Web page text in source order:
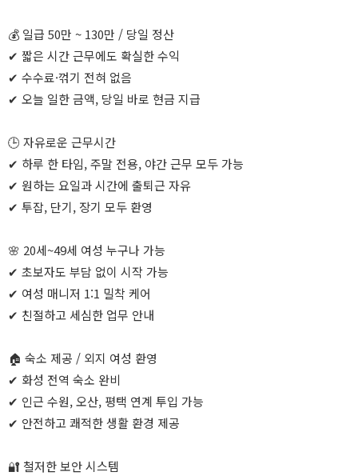
💰 일급 50만 ~ 130만 / 당일 정산
✔ 짧은 시간 근무에도 확실한 수익
✔ 수수료·꺾기 전혀 없음
✔ 오늘 일한 금액, 당일 바로 현금 지급
🕒 자유로운 근무시간
✔ 하루 한 타임, 주말 전용, 야간 근무 모두 가능
✔ 원하는 요일과 시간에 출퇴근 자유
✔ 투잡, 단기, 장기 모두 환영
🌸 20세~49세 여성 누구나 가능
✔ 초보자도 부담 없이 시작 가능
✔ 여성 매니저 1:1 밀착 케어
✔ 친절하고 세심한 업무 안내
🏠 숙소 제공 / 외지 여성 환영
✔ 화성 전역 숙소 완비
✔ 인근 수원, 오산, 평택 연계 투입 가능
✔ 안전하고 쾌적한 생활 환경 제공
🔐 철저한 보안 시스템